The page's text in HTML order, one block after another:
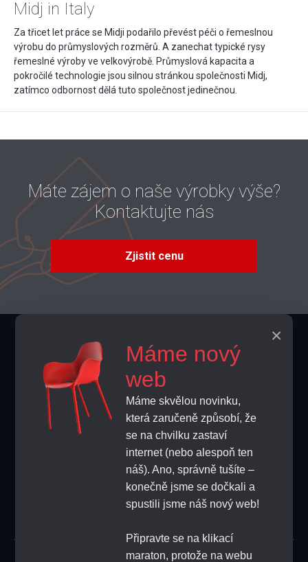
Midj in Italy
Za třicet let práce se Midji podařilo převést péči o řemeslnou
výrobu do průmyslových rozměrů. A zanechat typické rysy
řemeslné výroby ve velkovýrobě. Průmyslová kapacita a
pokročilé technologie jsou silnou stránkou společnosti Midj,
zatímco odbornost dělá tuto společnost jedinečnou.
Máte zájem o naše výrobky výše?
Kontaktujte nás
Zjistit cenu
Máme nový
web
Máme skvělou novinku,
která zaručeně způsobí, že
se na chvilku zastaví
internet (nebo alespoň ten
náš). Ano, správně tušíte –
konečně jsme se dočkali a
spustili jsme náš nový web!
Připravte se na klikací
maraton, protože na webu
×
ZPĚTNA VAZBA
PŘIHLAŠTE SE K ODBĚRU NOVINEK